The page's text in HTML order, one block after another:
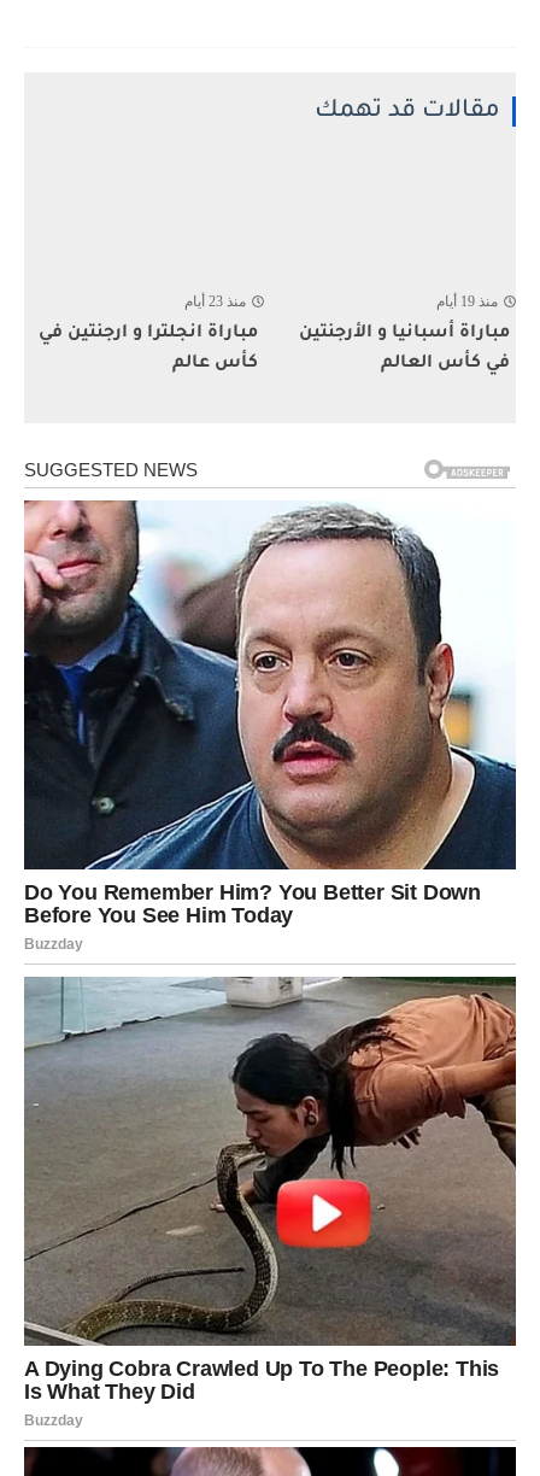
مقالات قد تهمك
منذ 19 أيام
مباراة أسبانيا و الأرجنتين
في كأس العالم
منذ 23 أيام
مباراة انجلترا و ارجنتين في
كأس عالم